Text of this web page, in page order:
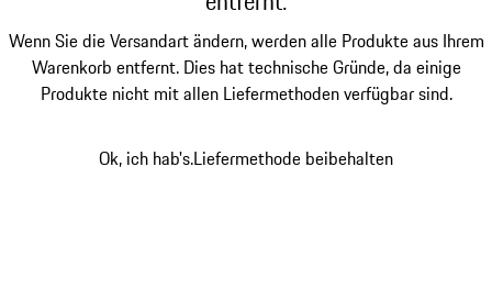
Wenn Sie die Versandart ändern, werden alle Produkte aus Ihrem
Warenkorb entfernt. Dies hat technische Gründe, da einige
Produkte nicht mit allen Liefermethoden verfügbar sind.
Ok, ich hab's.Liefermethode beibehalten